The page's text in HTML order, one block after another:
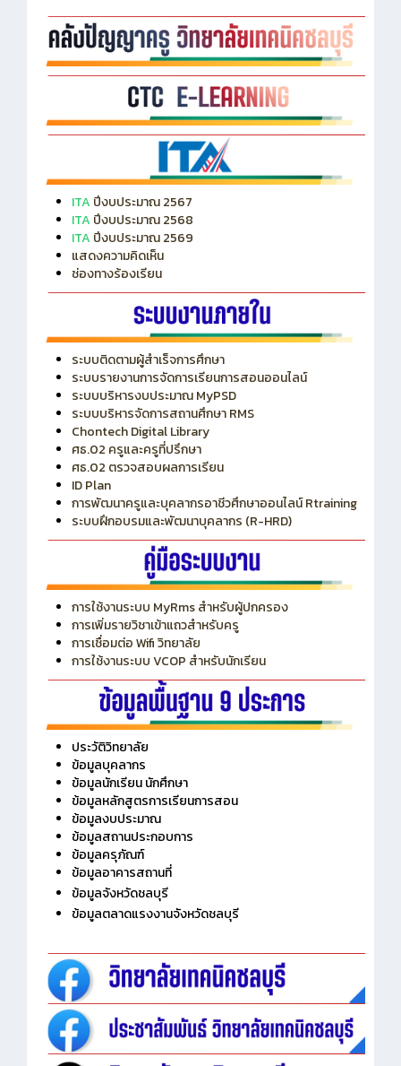
ITA ปีงบประมาณ 2567
ITA ปีงบประมาณ 2568
ITA ปีงบประมาณ 2569
แสดงความคิดเห็น
ช่องทางร้องเรียน
ระบบติดตามผู้สำเร็จการศึกษา
ระบบรายงานการจัดการเรียนการสอนออนไลน์
ระบบบริหารงบประมาณ MyPSD
ระบบบริหารจัดการสถานศึกษา RMS
Chontech Digital Library
ศธ.02 ครูและครูที่ปรึกษา
ศธ.02 ตรวจสอบผลการเรียน
ID Plan
การพัฒนาครูและบุคลากรอาชีวศึกษาออนไลน์ Rtraining
ระบบฝึกอบรมและพัฒนาบุคลากร (R-HRD)
การใช้งานระบบ MyRms สำหรับผู้ปกครอง
การเพิ่มรายวิชาเข้าแถวสำหรับครู
การเชื่อมต่อ Wifi วิทยาลัย
การใช้งานระบบ VCOP สำหรับนักเรียน
ประวัติวิทยาลัย
ข้อมูลบุคลากร
ข้อมูลนักเรียน นักศึกษา
ข้อมูลหลักสูตรการเรียนการสอน
ข้อมูลงบประมาณ
ข้อมูลสถานประกอบการ
ข้อมูลครุภัณฑ์
ข้อมูลอาคารสถานที่
ข้อมูลจังหวัดชลบุรี
ข้อมูลตลาดแรงงานจังหวัดชลบุรี